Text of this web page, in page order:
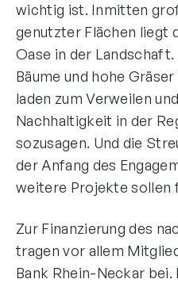
wichtig ist. Inmitten
genutzter Flächen liegt
Oase in der
Bäume und hohe
laden zum Verweilen
Nachhaltigkeit in der
sozusagen. Und die
der Anfang des
weitere Projekte sollen
Zur Finanzierung des
tragen vor allem
Bank Rhein-Neckar bei.